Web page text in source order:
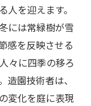
を迎えます。
には常緑樹が雪
感を反映させる
々に四季の移ろ
造園技術者は、
変化を庭に表現